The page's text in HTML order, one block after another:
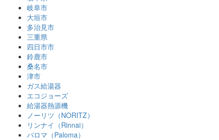
岐阜市
大垣市
多治見市
三重県
四日市市
鈴鹿市
桑名市
津市
ガス給湯器
エコジョーズ
給湯器熱源機
ノーリツ（NORITZ）
リンナイ（Rinnai）
パロマ（Paloma）